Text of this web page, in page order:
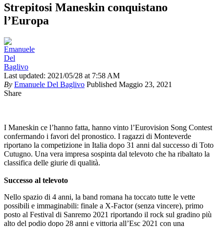
Strepitosi Maneskin conquistano
l’Europa
Last updated: 2021/05/28 at 7:58 AM
By Emanuele Del Baglivo Published Maggio 23, 2021
Share
I Maneskin ce l’hanno fatta, hanno vinto l’Eurovision Song Contest
confermando i favori del pronostico. I ragazzi di Monteverde
riportano la competizione in Italia dopo 31 anni dal successo di Toto
Cutugno. Una vera impresa sospinta dal televoto che ha ribaltato la
classifica delle giurie di qualità.
Successo al televoto
Nello spazio di 4 anni, la band romana ha toccato tutte le vette
possibili e immaginabili: finale a X-Factor (senza vincere), primo
posto al Festival di Sanremo 2021 riportando il rock sul gradino più
alto del podio dopo 28 anni e vittoria all’Esc 2021 con una